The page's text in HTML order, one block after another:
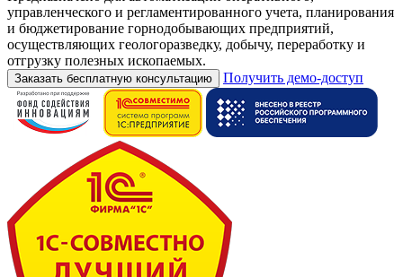
управленческого и регламентированного учета, планирования
и бюджетирование горнодобывающих предприятий,
осуществляющих геологоразведку, добычу, переработку и
отгрузку полезных ископаемых.
Заказать бесплатную консультацию Получить демо-доступ